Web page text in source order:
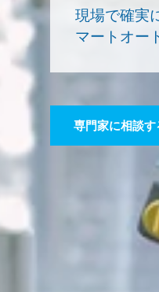
現場で確実
マートオー
専門家に相談す